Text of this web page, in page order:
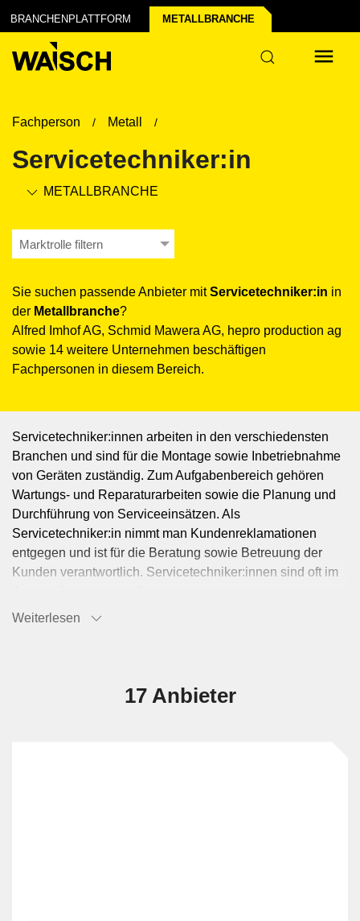
BRANCHENPLATTFORM METALL­BRANCHE
Fachperson Metall
Servicetechniker:in
METALL­BRANCHE
Marktrolle filtern
Sie suchen passende Anbieter mitServicetechniker:in in
der Metall­branche?
Alfred Imhof AG, Schmid Mawera AG, hepro production ag
sowie 14 weitere Unternehmen beschäftigen
Fachpersonen in diesem Bereich.
17 Anbieter
Servicetechniker:innen arbeiten in den verschiedensten
Branchen und sind für die Montage sowie Inbetriebnahme
von Geräten zuständig. Zum Aufgabenbereich gehören
Wartungs- und Reparaturarbeiten sowie die Planung und
Durchführung von Serviceeinsätzen. Als
Servicetechniker:in nimmt man Kundenreklamationen
entgegen und ist für die Beratung sowie Betreuung der
Kunden verantwortlich. Servicetechniker:innen sind oft im
Weiterlesen